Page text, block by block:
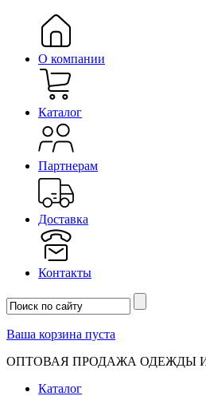
О компании
Каталог
Партнерам
Доставка
Контакты
Ваша корзина пуста
ОПТОВАЯ ПРОДАЖА ОДЕЖДЫ
Каталог